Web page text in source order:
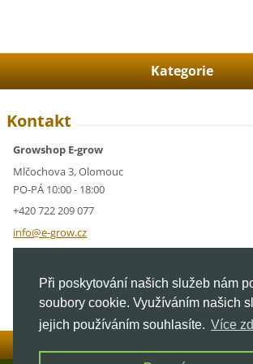
Při poskytování našich služeb nám
soubory cookie. Využíváním našich
jejich používáním souhlasíte. Více
Kategorie
Kontakt
Growshop E-grow
Mlčochova 3, Olomouc
PO-PÁ 10:00 - 18:00
+420 722 209 077
info@e-grow.cz
IČ: 05928591
DIČ: CZ05928591